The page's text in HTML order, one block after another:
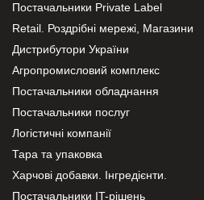
Постачальники Private Label
Retail. Роздрібні мережі, Магазини
Дистрибутори України
Агропромисловий комплекс
Постачальники обладнання
Постачальники послуг
Логістичні компанії
Тара та упаковка
Харчові добавки. Інгредієнти.
Постачальники IT-рішень